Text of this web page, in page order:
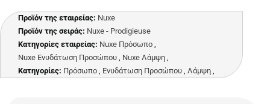
Προϊόν της εταιρείας: Nuxe
Προϊόν της σειράς: Nuxe - Prodigieuse
Κατηγορίες εταιρείας: Nuxe Πρόσωπο ,
Nuxe Ενυδάτωση Προσώπου , Nuxe Λάμψη ,
Κατηγορίες: Πρόσωπο , Ενυδάτωση Προσώπου , Λάμψη ,